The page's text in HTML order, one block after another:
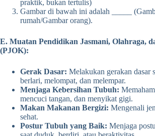
praktik, bukan tertulis)
Gambar di bawah ini adalah _____
rumah/Gambar orang).
E. Muatan Pendidikan Jasmani, Olahraga,
(PJOK):
Gerak Dasar: Melakukan gerakan dasar
berlari, melompat, dan melempar.
Menjaga Kebersihan Tubuh:
mencuci tangan, dan menyikat gigi.
Makan Makanan Bergizi: Mengenali
sehat.
Postur Tubuh yang Baik: Menjaga